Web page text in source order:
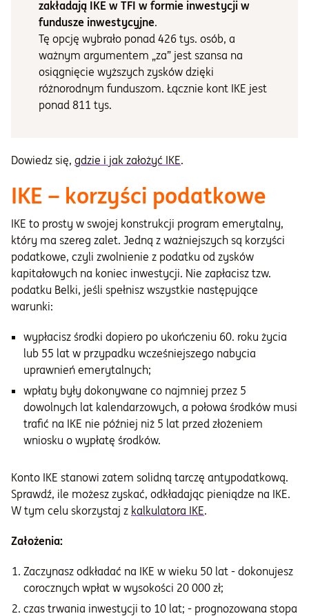
zakładają IKE w TFI w formie inwestycji w
fundusze inwestycyjne.
Tę opcję wybrało ponad 426 tys. osób, a
ważnym argumentem „za” jest szansa na
osiągnięcie wyższych zysków dzięki
różnorodnym funduszom. Łącznie kont IKE jest
ponad 811 tys.
Dowiedz się, gdzie i jak założyć IKE.
IKE – korzyści podatkowe
IKE to prosty w swojej konstrukcji program emerytalny,
który ma szereg zalet. Jedną z ważniejszych są korzyści
podatkowe, czyli zwolnienie z podatku od zysków
kapitałowych na koniec inwestycji. Nie zapłacisz tzw.
podatku Belki, jeśli spełnisz wszystkie następujące
warunki:
wypłacisz środki dopiero po ukończeniu 60. roku życia
lub 55 lat w przypadku wcześniejszego nabycia
uprawnień emerytalnych;
wpłaty były dokonywane co najmniej przez 5
dowolnych lat kalendarzowych, a połowa środków musi
trafić na IKE nie później niż 5 lat przed złożeniem
wniosku o wypłatę środków.
Konto IKE stanowi zatem solidną tarczę antypodatkową.
Sprawdź, ile możesz zyskać, odkładając pieniądze na IKE.
W tym celu skorzystaj z kalkulatora IKE.
Założenia:
Zaczynasz odkładać na IKE w wieku 50 lat - dokonujesz
corocznych wpłat w wysokości 20 000 zł;
czas trwania inwestycji to 10 lat; - prognozowana stopa